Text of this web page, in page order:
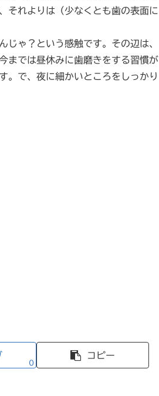
それよりは（少なくとも歯の表面に
じゃ？という感触です。その辺は、
までは昼休みに歯磨きをする習慣が
。で、夜に細かいところをしっかり
0
コピー